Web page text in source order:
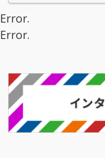
Error.
Error.